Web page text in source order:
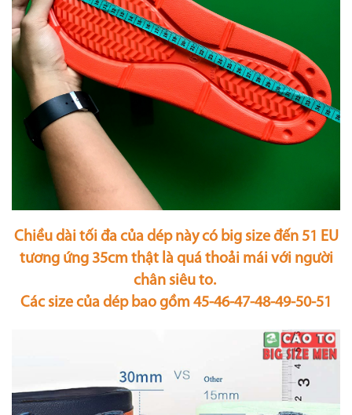
Chiều dài tối đa của dép này có big size đến 51 EU
tương ứng 35cm thật là quá thoải mái với người
chân siêu to.
Các size của dép bao gồm 45-46-47-48-49-50-51